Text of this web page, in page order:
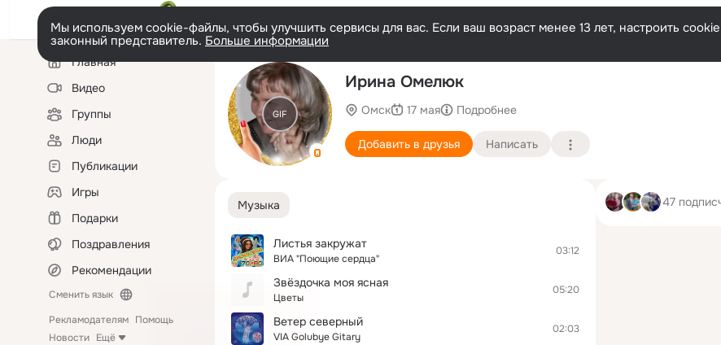
Мы используем cookie-файлы, чтобы улучшить сервисы для вас. Если ваш возраст менее 13 лет, настроить
законный представитель. Больше информации
Левая
колонкаГлавная
Видео
Группы
Люди
Публикации
Игры
Подарки
Поздравления
Рекомендации
Сменить язык
Рекламодателям Помощь
Новости Ещё
GIF
Ирина Омелюк
Омск 17 мая Подробнее
Добавить в друзья Написать
Музыка
Листья закружат
ВИА "Поющие сердца"
03:12
Звёздочка моя ясная
Цветы
05:20
Ветер северный
VIA Golubye Gitary
02:03
47